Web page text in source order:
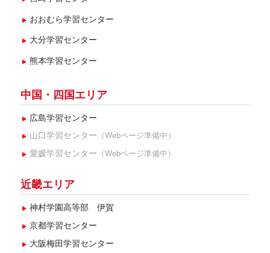
おおむら学習センター
大分学習センター
熊本学習センター
中国・四国エリア
広島学習センター
山口学習センター （Webページ準備中）
愛媛学習センター （Webページ準備中）
近畿エリア
神村学園高等部 伊賀
京都学習センター
大阪梅田学習センター